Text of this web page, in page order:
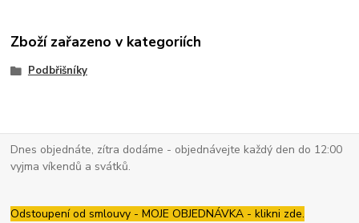
Zboží zařazeno v kategoriích
Podbřišníky
Dnes objednáte, zítra dodáme - objednávejte každý den do 12:00
vyjma víkendů a svátků.
Odstoupení od smlouvy - MOJE OBJEDNÁVKA - klikni zde.